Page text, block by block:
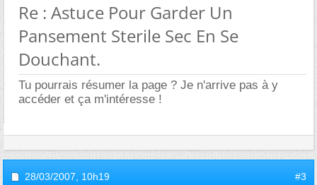
Re : Astuce Pour Garder Un
Pansement Sterile Sec En Se
Douchant.
Tu pourrais résumer la page ? Je n'arrive pas à y
accéder et ça m'intéresse !
28/03/2007, 10h19 #3